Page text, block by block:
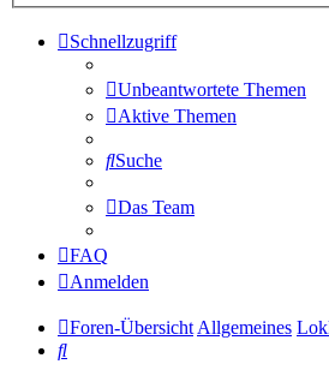
Schnellzugriff
Unbeantwortete Themen
Aktive Themen
Suche
Das Team
FAQ
Anmelden
Foren-ÜbersichtAllgemeines
Suche